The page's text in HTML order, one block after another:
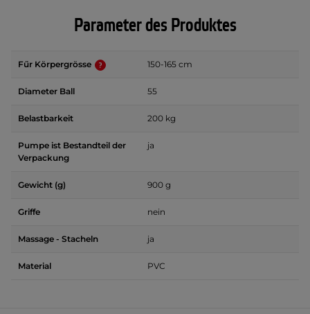
Parameter des Produktes
Fűr Körpergrösse 150-165 cm
Diameter Ball 55
Belastbarkeit 200 kg
Pumpe ist Bestandteil der
Verpackung
ja
Gewicht (g) 900 g
Griffe nein
Massage - Stacheln ja
Material PVC